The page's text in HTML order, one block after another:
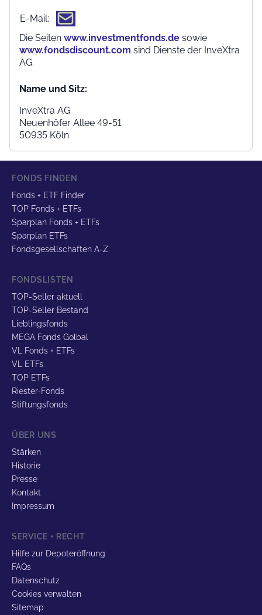
E-Mail:
Die Seiten www.investmentfonds.de sowie
www.fondsdiscount.com sind Dienste der InveXtra
AG.
Name und Sitz:
InveXtra AG
Neuenhöfer Allee 49-51
50935 Köln
FONDS FINDEN
Fonds + ETF Finder
TOP Fonds + ETFs
Sparplan Fonds + ETFs
Sparplan ETFs
Fondsgesellschaften A-Z
FONDSLISTEN
TOP-Seller aktuell
TOP-Seller Bestand
Lieblingsfonds
MEGA Fonds Golbal
VL Fonds + ETFs
VL ETFs
TOP ETFs
Riester-Fonds
Stiftungsfonds
ÜBER UNS
Stärken
Historie
Presse
Kontakt
Impressum
SERVICE + RECHT
Hilfe zur Depoteröffnung
FAQs
Datenschutz
Cookies verwalten
Sitemap